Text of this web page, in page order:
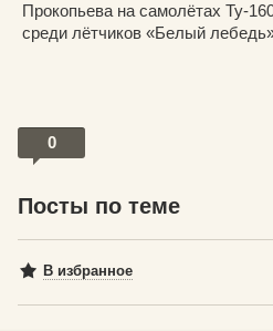
Прокопьева на самолётах Ту-
среди лётчиков «Белый
0
Посты по теме
В избранное